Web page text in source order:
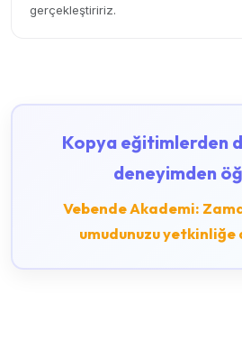
gerçekleştiririz.
Kopya eğitimlerden
deneyimden
Vebende Akademi:
umudunuzu yetkinliğe